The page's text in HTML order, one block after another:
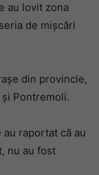
au lovit zona
de mișcări
din provincie,
Pontremoli.
raportat că au
nu au fost